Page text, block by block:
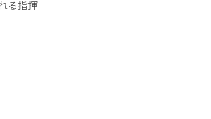
る指揮